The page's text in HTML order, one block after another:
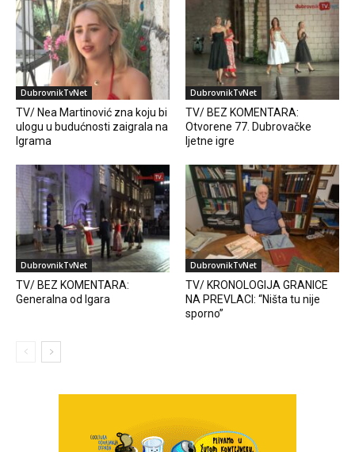
DubrovnikTvNet
TV/ Nea Martinović zna koju bi
ulogu u budućnosti zaigrala na
Igrama
DubrovnikTvNet
TV/ BEZ KOMENTARA:
Otvorene 77. Dubrovačke
ljetne igre
DubrovnikTvNet
TV/ BEZ KOMENTARA:
Generalna od Igara
DubrovnikTvNet
TV/ KRONOLOGIJA GRANICE
NA PREVLACI: “Ništa tu nije
sporno”